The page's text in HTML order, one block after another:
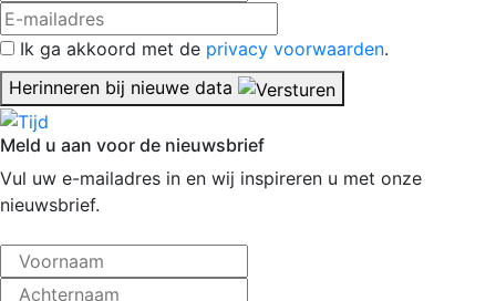
Ik ga akkoord met de privacy voorwaarden.
Herinneren bij nieuwe data
Meld u aan voor de nieuwsbrief
Vul uw e-mailadres in en wij inspireren u met onze
nieuwsbrief.